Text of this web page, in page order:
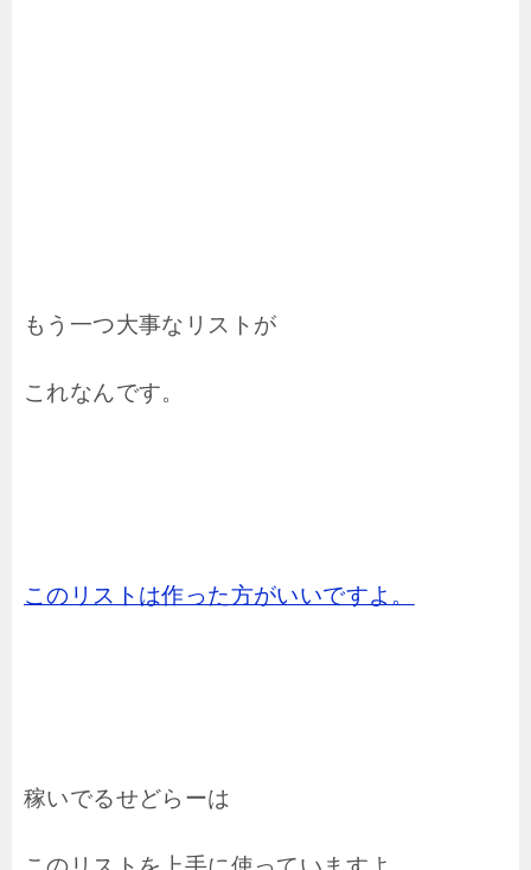
もう一つ大事なリストが
これなんです。
このリストは作った方がいいですよ。
稼いでるせどらーは